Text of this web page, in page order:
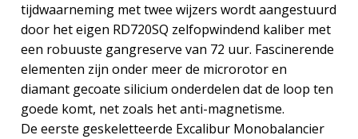
tijdwaarneming met twee wijzers wordt aangestuurd
door het eigen RD720SQ zelfopwindend kaliber met
een robuuste gangreserve van 72 uur. Fascinerende
elementen zijn onder meer de microrotor en
diamant gecoate silicium onderdelen dat de loop ten
goede komt, net zoals het anti-magnetisme.
De eerste geskeletteerde Excalibur Monobalancier